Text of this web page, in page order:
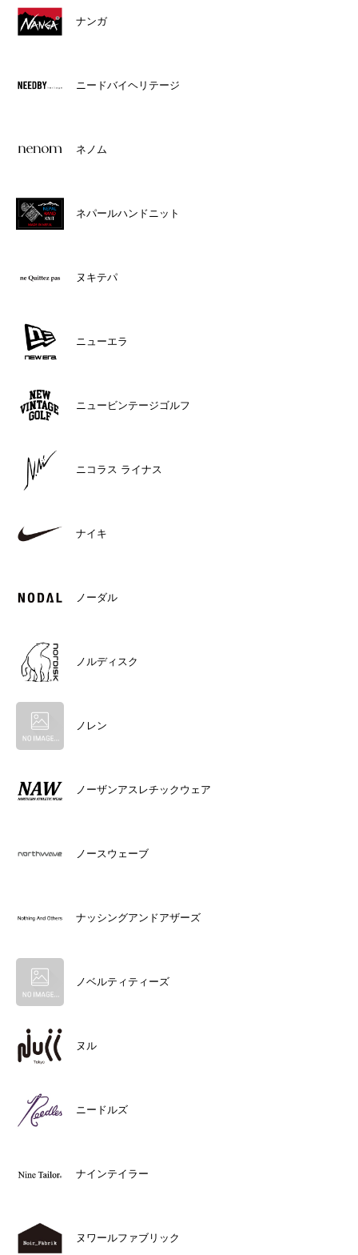
ナンガ
ニードバイヘリテージ
ネノム
ネパールハンドニット
ヌキテパ
ニューエラ
ニュービンテージゴルフ
ニコラス ライナス
ナイキ
ノーダル
ノルディスク
ノレン
ノーザンアスレチックウェア
ノースウェーブ
ナッシングアンドアザーズ
ノベルティティーズ
ヌル
ニードルズ
ナインテイラー
ヌワールファブリック